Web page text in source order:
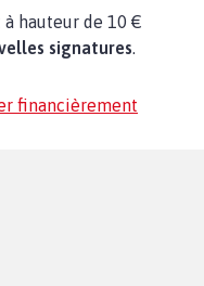
hauteur de 10 €
signatures.
financièrement